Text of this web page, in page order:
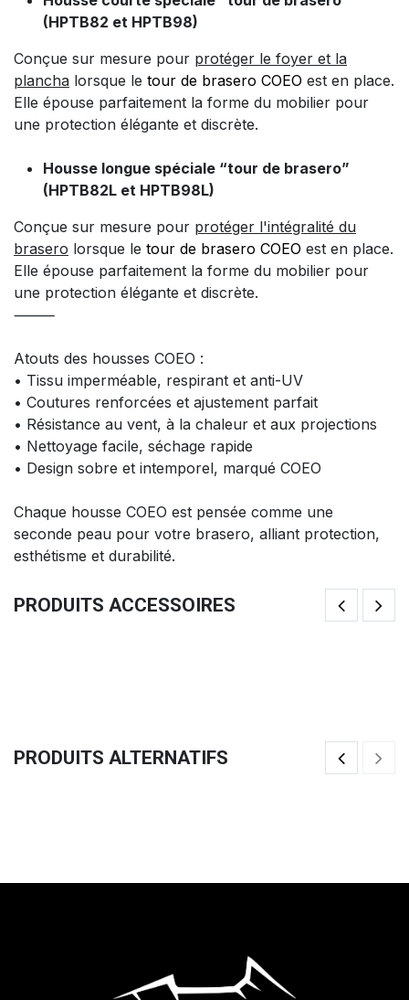
(HPTB82 et HPTB98)
Conçue sur mesure pour protéger le foyer et la
plancha lorsque le tour de brasero COEO est en place.
Elle épouse parfaitement la forme du mobilier pour
une protection élégante et discrète.
Housse longue spéciale “tour de brasero”
(HPTB82L et HPTB98L)
Conçue sur mesure pour protéger l'intégralité du
brasero lorsque le tour de brasero COEO est en place.
Elle épouse parfaitement la forme du mobilier pour
une protection élégante et discrète.
⸻
Atouts des housses COEO :
• Tissu imperméable, respirant et anti-UV
• Coutures renforcées et ajustement parfait
• Résistance au vent, à la chaleur et aux projections
• Nettoyage facile, séchage rapide
• Design sobre et intemporel, marqué COEO
Chaque housse COEO est pensée comme une
seconde peau pour votre brasero, alliant protection,
esthétisme et durabilité.
PRODUITS ACCESSOIRES
PRODUITS ALTERNATIFS